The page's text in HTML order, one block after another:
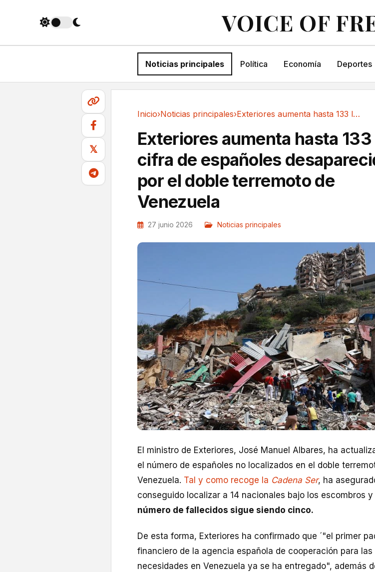
VOICE OF
Noticias principales Política Economía Deportes
𝕏
Inicio›Noticias principales› Exteriores aumenta hasta 133 la cifra de...
Exteriores aumenta hasta 133
cifra de españoles
por el doble terremoto de
Venezuela
27 junio 2026 Noticias principales
El ministro de Exteriores, José Manuel Albares, ha
el número de españoles no localizados en el doble
Venezuela. Tal y como recoge la Cadena Ser, ha
conseguido localizar a 14 nacionales bajo los escombros y
número de fallecidos sigue siendo cinco.
De esta forma, Exteriores ha confirmado que ´"el primer
financiero de la agencia española de cooperación para las
necesidades en Venezuela ya se ha entregado", además